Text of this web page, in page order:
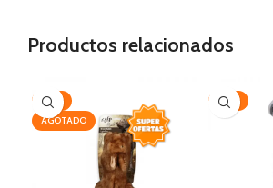
Productos relacionados
-25%
AGOTADO
-35%